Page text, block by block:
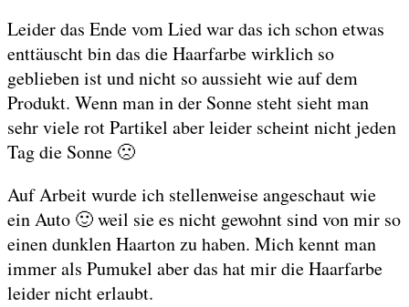
Leider das Ende vom Lied war das ich schon etwas
enttäuscht bin das die Haarfarbe wirklich so
geblieben ist und nicht so aussieht wie auf dem
Produkt. Wenn man in der Sonne steht sieht man
sehr viele rot Partikel aber leider scheint nicht jeden
Tag die Sonne 🙁
Auf Arbeit wurde ich stellenweise angeschaut wie
ein Auto 🙂 weil sie es nicht gewohnt sind von mir so
einen dunklen Haarton zu haben. Mich kennt man
immer als Pumukel aber das hat mir die Haarfarbe
leider nicht erlaubt.